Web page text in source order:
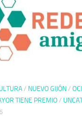
/ NUEVO GIJÓN/
TIENE PREMIO/